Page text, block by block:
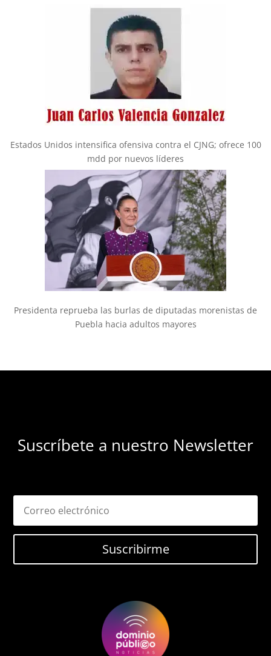
Estados Unidos intensifica ofensiva contra el CJNG; ofrece 100
mdd por nuevos líderes
Presidenta reprueba las burlas de diputadas morenistas de
Puebla hacia adultos mayores
Suscríbete a nuestro Newsletter
Suscribirme